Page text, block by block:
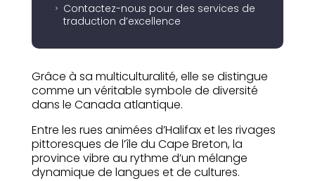
5
Contactez-nous pour des services de
traduction d’excellence
Grâce à sa multiculturalité, elle se distingue
comme un véritable symbole de diversité
dans le Canada atlantique.
Entre les rues animées d’Halifax et les rivages
pittoresques de l’île du Cape Breton, la
province vibre au rythme d’un mélange
dynamique de langues et de cultures.